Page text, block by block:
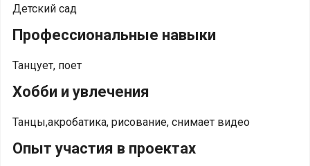
Детский сад
Профессиональные навыки
Танцует, поет
Хобби и увлечения
Танцы,акробатика, рисование, снимает видео
Опыт участия в проектах